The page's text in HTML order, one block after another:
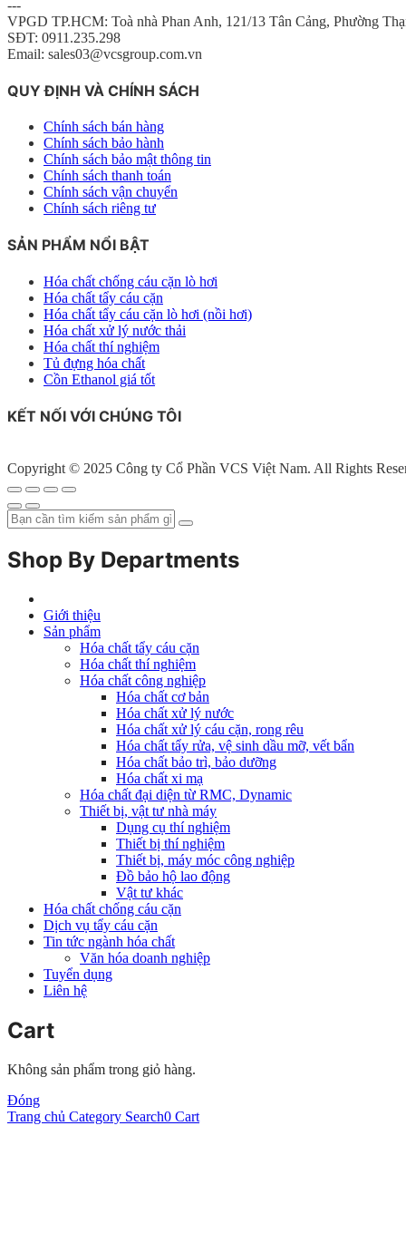
---
VPGD TP.HCM: Toà nhà Phan Anh, 121/13 Tân Cảng, Phường
SĐT: 0911.235.298
Email: sales03@vcsgroup.com.vn
QUY ĐỊNH VÀ CHÍNH SÁCH
Chính sách bán hàng
Chính sách bảo hành
Chính sách bảo mật thông tin
Chính sách thanh toán
Chính sách vận chuyển
Chính sách riêng tư
SẢN PHẨM NỔI BẬT
Hóa chất chống cáu cặn lò hơi
Hóa chất tẩy cáu cặn
Hóa chất tẩy cáu cặn lò hơi (nồi hơi)
Hóa chất xử lý nước thải
Hóa chất thí nghiệm
Tủ đựng hóa chất
Cồn Ethanol giá tốt
KẾT NỐI VỚI CHÚNG TÔI
Copyright © 2025 Công ty Cổ Phần VCS Việt Nam. All Rights
Shop By Departments
Giới thiệu
Sản phẩm
Hóa chất tẩy cáu cặn
Hóa chất thí nghiệm
Hóa chất công nghiệp
Hóa chất cơ bản
Hóa chất xử lý nước
Hóa chất xử lý cáu cặn, rong rêu
Hóa chất tẩy rửa, vệ sinh dầu mỡ, vết bẩn
Hóa chất bảo trì, bảo dưỡng
Hóa chất xi mạ
Hóa chất đại diện từ RMC, Dynamic
Thiết bị, vật tư nhà máy
Dụng cụ thí nghiệm
Thiết bị thí nghiệm
Thiết bị, máy móc công nghiệp
Đồ bảo hộ lao động
Vật tư khác
Hóa chất chống cáu cặn
Dịch vụ tẩy cáu cặn
Tin tức ngành hóa chất
Văn hóa doanh nghiệp
Tuyển dụng
Liên hệ
Cart
Không sản phẩm trong giỏ hàng.
Đóng
Trang chủ Category Search0 Cart